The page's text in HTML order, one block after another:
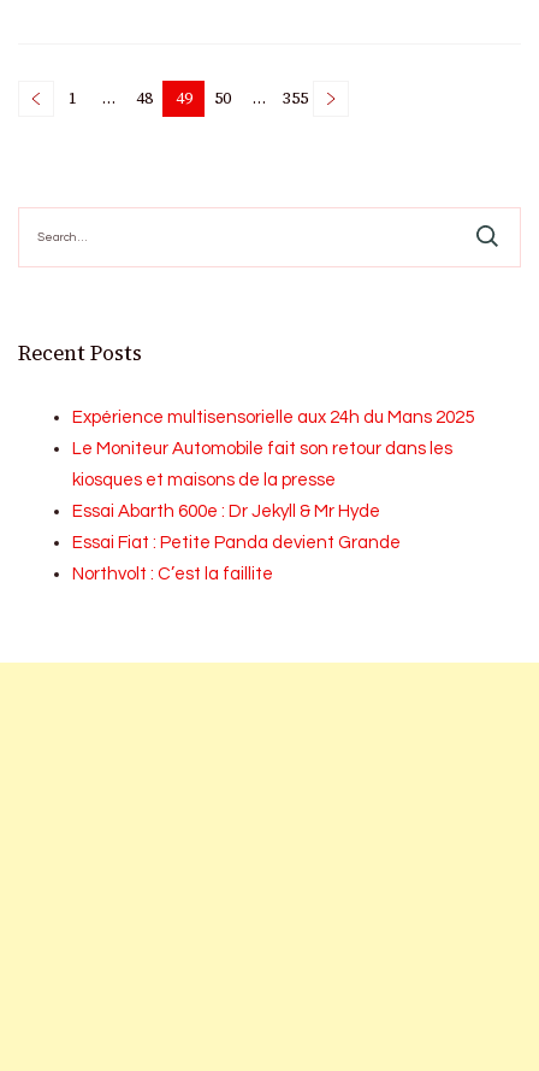
Posts
Page
1 … Page
48 Page
49 Page
50 … Page
355
for:
Recent Posts
Expérience multisensorielle aux 24h du Mans 2025
Le Moniteur Automobile fait son retour dans les
kiosques et maisons de la presse
Essai Abarth 600e : Dr Jekyll & Mr Hyde
Essai Fiat : Petite Panda devient Grande
Northvolt : C’est la faillite